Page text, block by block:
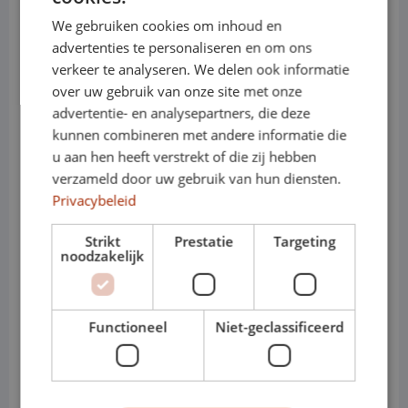
• Représentation adéquate lors des
visites clients
• Très confortable, même lors de longues
journées de travail
• Des groupes motopropulseurs
puissants et fiables
• Beaucoup d'espace de chargement
dans un format clair
• Convient à diverses industries
• Disponible en version diesel et 100 %
We gebruiken cookies om inhoud en
advertenties te personaliseren en om ons
verkeer te analyseren. We delen ook informatie
over uw gebruik van onze site met onze
advertentie- en analysepartners, die deze
kunnen combineren met andere informatie die
u aan hen heeft verstrekt of die zij hebben
verzameld door uw gebruik van hun diensten.
Privacybeleid
Strikt
noodzakelijk
Prestatie Targeting
Functioneel Niet-geclassificeerd